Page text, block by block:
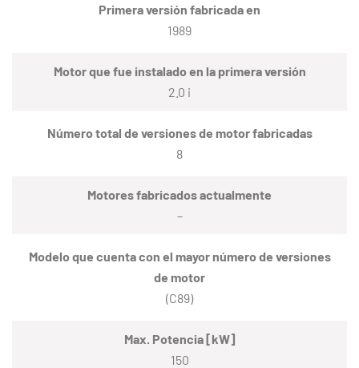
Primera versión fabricada en
1989
Motor que fue instalado en la primera versión
2.0 i
Número total de versiones de motor fabricadas
8
Motores fabricados actualmente
–
Modelo que cuenta con el mayor número de versiones
de motor
(C89)
Max. Potencia [kW]
150